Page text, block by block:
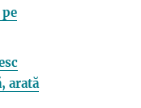
arată